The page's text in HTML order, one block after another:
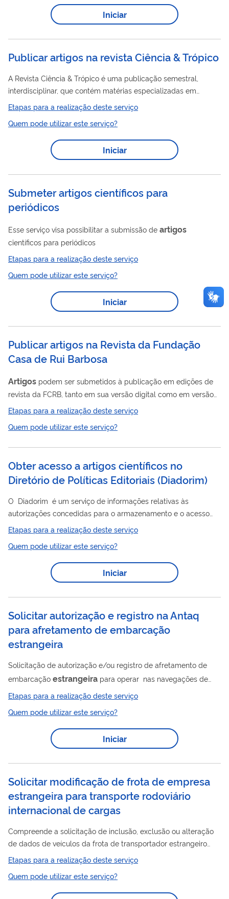
Iniciar
Publicar artigos na revista Ciência & Trópico
A Revista Ciência & Trópico é uma publicação semestral,
interdisciplinar, que contém matérias especializadas em
Ciências Humanas e Ciências Sociais. É publicada pela Editora
Massangana da FUNDAJ e tem distribuição nacional e
internacional. Pesquisadores de diferentes áreas podem
submeter trabalho para seleção e publicação na revista.
Etapas para a realização deste serviço
Quem pode utilizar este serviço?
Iniciar
Submeter artigos científicos para
periódicos
Esse serviço visa possibilitar a submissão de artigos
científicos para periódicos
Etapas para a realização deste serviço
Quem pode utilizar este serviço?
Iniciar
Publicar artigos na Revista da Fundação
Casa de Rui Barbosa
Artigos podem ser submetidos à publicação em edições de
revista da FCRB, tanto em sua versão digital como em versão
impressa.
Etapas para a realização deste serviço
Quem pode utilizar este serviço?
Obter acesso a artigos científicos no
Diretório de Políticas Editoriais(Diadorim)
O Diadorim é um serviço de informações relativas às
autorizações concedidas para o armazenamento e o acesso
dosartigos das revistas brasileiras em repositórios digitais de
Etapas para a realização deste serviço
Quem pode utilizar este serviço?
Iniciar
Solicitar autorização e registro na Antaq
para afretamento de embarcação
estrangeira
Solicitação de autorização e/ou registro de afretamento de
embarcação estrangeira para operar nas navegações de
cabotagem, longo curso, apoio marítimo e apoio portuário.
Solicitação de autorização para afretamento de embarcação
estrangeira, por viagem ou por tempo, para operar na
navegação interior de percurso nacional ou internacional. O
interessado poderá obter Autorização de Afretamento – AA,
de Liberação de...
Etapas para a realização deste serviço
Quem pode utilizar este serviço?
Iniciar
Solicitar modificação de frota de empresa
estrangeira para transporte rodoviário
internacional de cargas
Compreende a solicitação de inclusão, exclusão ou alteração
de dados de veículos da frota de transportador estrangeiro
que detenha Licença Complementar, concedida pela Agência
Nacional de Transportes Terrestres – ANTT, para realização de
transporte rodoviário internacional de cargas.
Etapas para a realização deste serviço
Quem pode utilizar este serviço?